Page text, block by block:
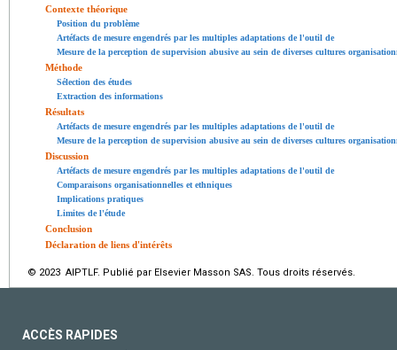
Contexte théorique
Position du problème
Artéfacts de mesure engendrés par les multiples adaptations de l'outil de
Mesure de la perception de supervision abusive au sein de diverses cultures
Méthode
Sélection des études
Extraction des informations
Résultats
Artéfacts de mesure engendrés par les multiples adaptations de l'outil de
Mesure de la perception de supervision abusive au sein de diverses cultures
Discussion
Artéfacts de mesure engendrés par les multiples adaptations de l'outil de
Comparaisons organisationnelles et ethniques
Implications pratiques
Limites de l'étude
Conclusion
Déclaration de liens d'intérêts
© 2023 AIPTLF. Publié par Elsevier Masson SAS. Tous droits réservés.
ACCÈS RAPIDES